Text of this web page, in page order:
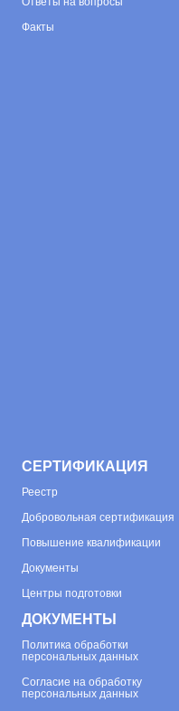
Факты
СЕРТИФИКАЦИЯ
Реестр
Добровольная сертификация
Повышение квалификации
Документы
Центры подготовки
ДОКУМЕНТЫ
Политика обработки
персональных данных
Согласие на обработку
персональных данных